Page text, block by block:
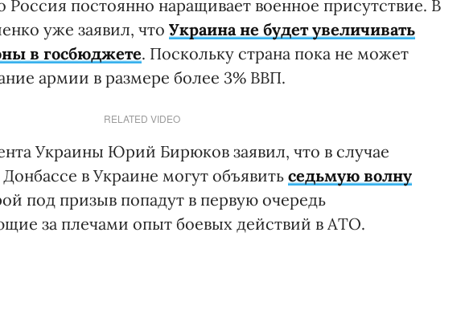
постоянно наращивает военное присутствие. В
уже заявил, что Украина не будет увеличивать
в госбюджете. Поскольку страна пока не может
армии в размере более 3% ВВП.
RELATED VIDEO
Украины Юрий Бирюков заявил, что в случае
в Украине могут объявить седьмую волну
под призыв попадут в первую очередь
за плечами опыт боевых действий в АТО.